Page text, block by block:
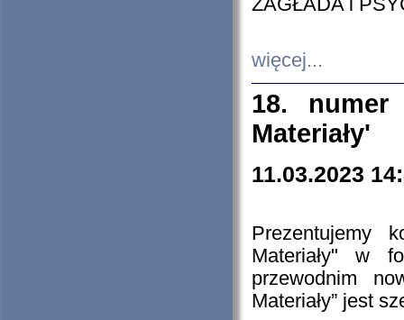
ZAGŁADA i
więcej...
18. numer
Materiały'
11.03.2023
Prezentujemy
Materiały" w
przewodnim
Materiały” jest